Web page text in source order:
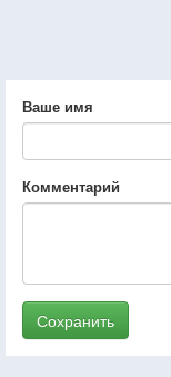
Ваше имя
Комментарий
Сохранить